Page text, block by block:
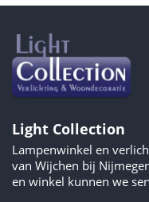
Light Collection
Lampenwinkel en
van Wijchen bij
en winkel kunnen we